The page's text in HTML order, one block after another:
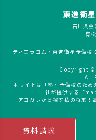
東進衛
石川県
有
ティエラコム・東進衛星予備校
Copyright ©
All
本サイトは「塾・予備校のた
社が提供する「
アコガレから探す私の将来！
資料請求